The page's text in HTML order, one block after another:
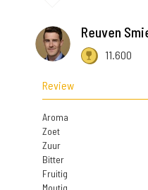
Reuven
11.600
Review
Aroma
Zoet
Zuur
Bitter
Fruitig
Moutig